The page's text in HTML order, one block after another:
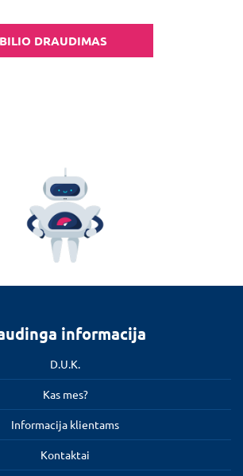
DRAUDIMAS
informacija
D.U.K.
Kas mes?
Informacija klientams
Kontaktai